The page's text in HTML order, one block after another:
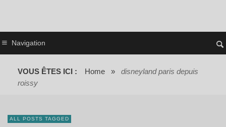
Navigation
VOUS ÊTES ICI : Home »
disneyland paris depuis
roissy
ALL POSTS TAGGED